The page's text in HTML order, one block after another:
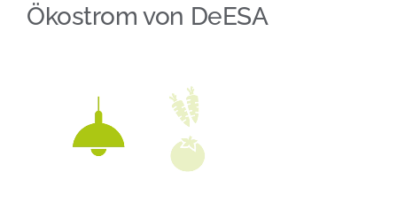
Ökostrom von DeESA